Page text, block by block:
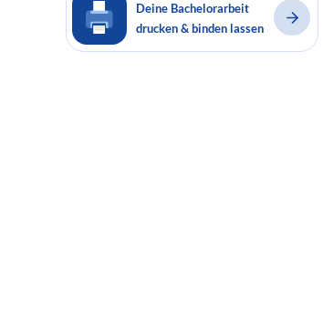
Deine Bachelorarbeit
drucken & binden lassen